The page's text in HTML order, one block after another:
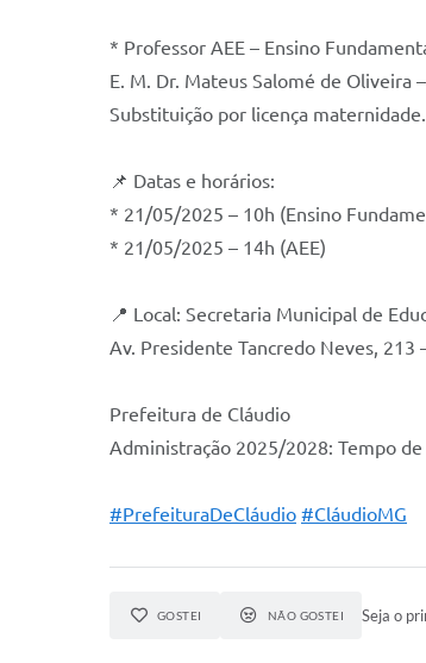
* Professor AEE – Ensino
E. M. Dr. Mateus Salomé de Oliveira
Substituição por licença maternidade.
📌 Datas e horários:
* 21/05/2025 – 10h (Ensino
* 21/05/2025 – 14h (AEE)
📍 Local: Secretaria Municipal de
Av. Presidente Tancredo Neves, 213
Prefeitura de Cláudio
Administração 2025/2028: Tempo de
#PrefeituraDeCláudio #CláudioMG
GOSTEI NÃO GOSTEI Seja o